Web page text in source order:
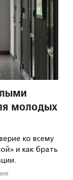
молодых
ко всему
и как брать